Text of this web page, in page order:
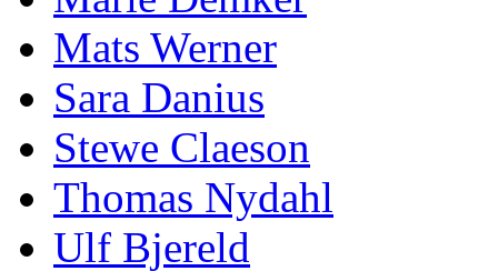
Mats Werner
Sara Danius
Stewe Claeson
Thomas Nydahl
Ulf Bjereld